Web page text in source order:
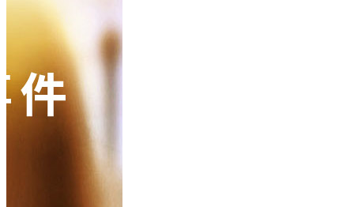
91免费观看视频架
变速箱托盘
发动机料架
仪表盘料架
手推车
隐藏式马桶水箱支架
汽车行业
卫浴行业